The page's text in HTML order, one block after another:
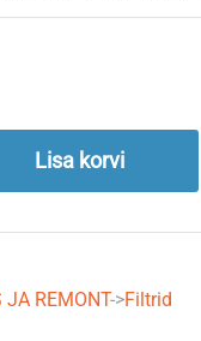
Lisa korvi
JA REMONT->Filtrid